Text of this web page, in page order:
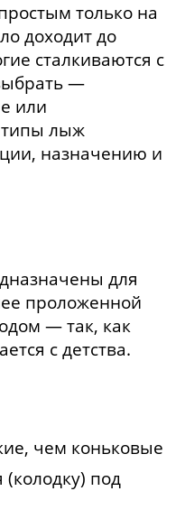
только на
доходит до
сталкиваются с
—
или
типы лыж
назначению и
для
проложенной
— так, как
с детства.
чем коньковые
под